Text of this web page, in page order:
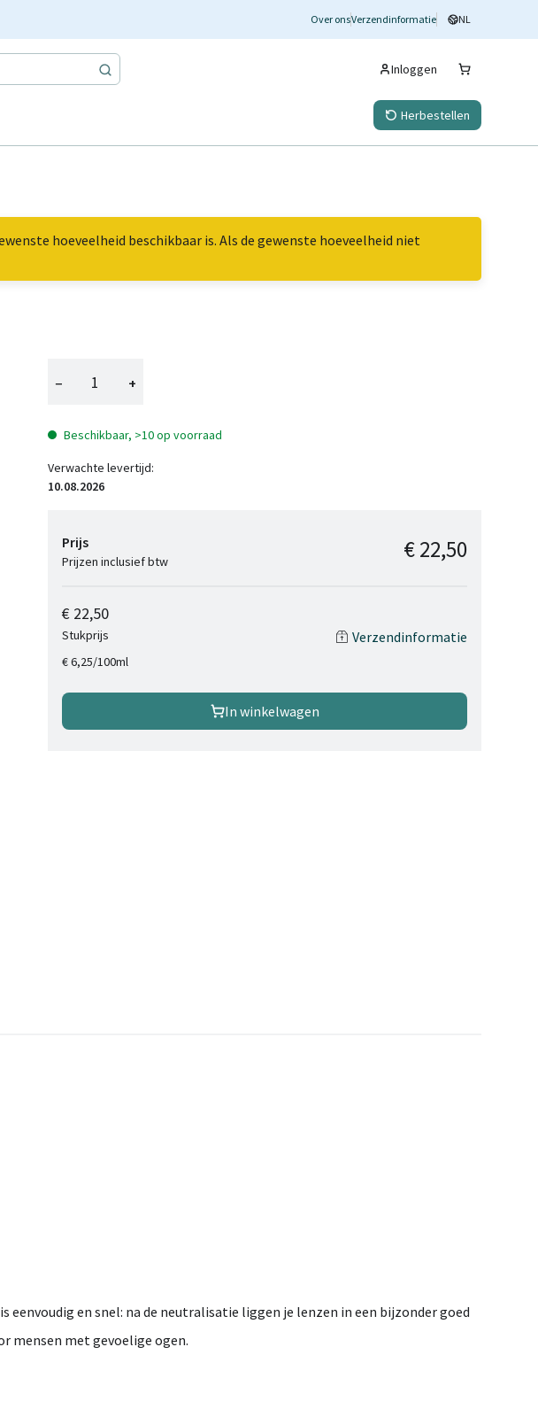
Over onsVerzendinformatie NL
Inloggen
Herbestellen
hoeveelheid beschikbaar is. Als de gewenste hoeveelheid niet
− +
Beschikbaar, >10 op voorraad
Verwachte levertijd:
10.08.2026
Prijs
Prijzen inclusief btw € 22,50
€ 22,50
Stukprijs
€ 6,25/100ml
Verzendinformatie
In winkelwagen
is eenvoudig en snel: na de neutralisatie liggen je lenzen in een bijzondergoed
mensen metgevoelige ogen.